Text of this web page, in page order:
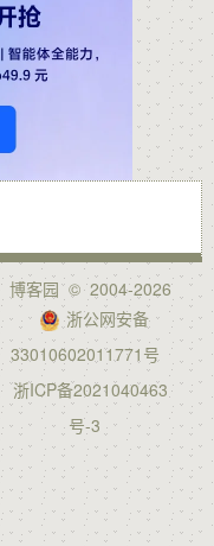
博客园© 2004-2026
浙公网安备
33010602011771号
浙ICP备2021040463
号-3